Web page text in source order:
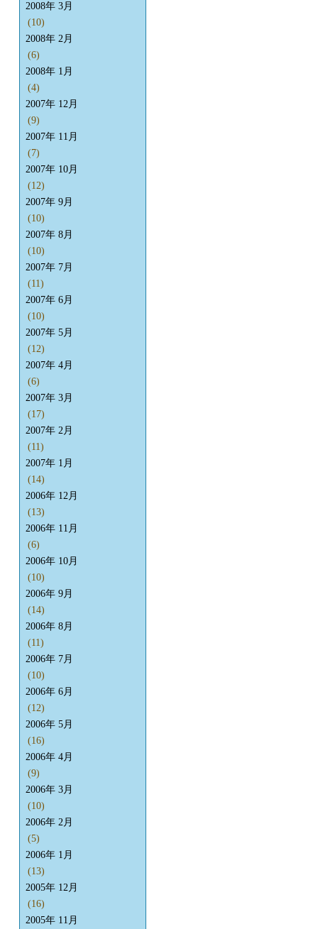
2008年 3月
(10)
2008年 2月
(6)
2008年 1月
(4)
2007年 12月
(9)
2007年 11月
(7)
2007年 10月
(12)
2007年 9月
(10)
2007年 8月
(10)
2007年 7月
(11)
2007年 6月
(10)
2007年 5月
(12)
2007年 4月
(6)
2007年 3月
(17)
2007年 2月
(11)
2007年 1月
(14)
2006年 12月
(13)
2006年 11月
(6)
2006年 10月
(10)
2006年 9月
(14)
2006年 8月
(11)
2006年 7月
(10)
2006年 6月
(12)
2006年 5月
(16)
2006年 4月
(9)
2006年 3月
(10)
2006年 2月
(5)
2006年 1月
(13)
2005年 12月
(16)
2005年 11月